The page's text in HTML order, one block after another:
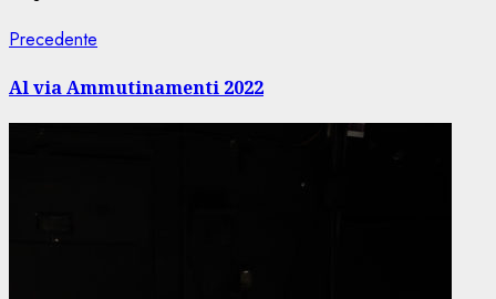
Navigazione
articolo
Precedente
Al via Ammutinamenti 2022